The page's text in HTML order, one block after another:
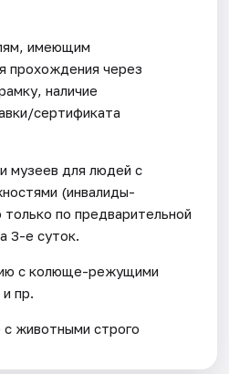
имеющим
прохождения через
наличие
сертификата
музеев для людей с
(инвалиды-
только по предварительной
3-е суток.
с колюще-режущими
пр.
животными строго